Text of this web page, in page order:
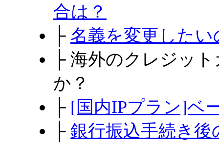
合は？
├ 名義を変更した
├ 海外のクレジッ
か？
├ [国内IPプラン]ベ
├ 銀行振込手続き